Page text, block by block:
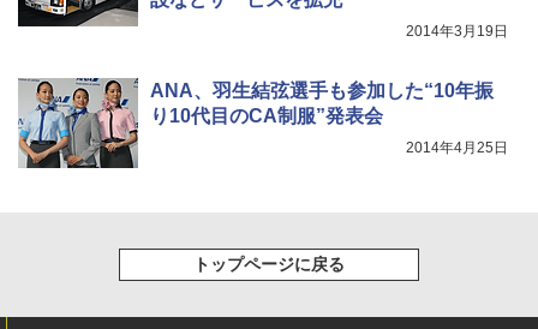
2014年3月19日
ANA、羽生結弦選手も参加した“10年振
り10代目のCA制服”発表会
2014年4月25日
トップページに戻る